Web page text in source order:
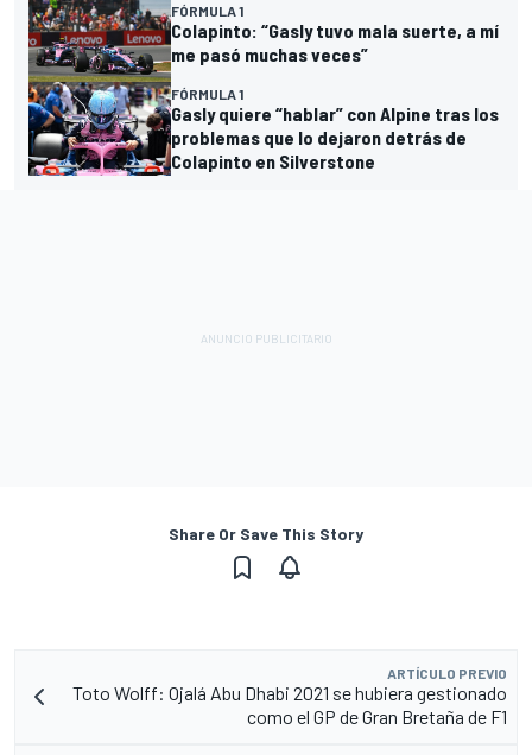
FÓRMULA 1
Colapinto: “Gasly tuvo mala suerte, a mí
me pasó muchas veces”
FÓRMULA 1
Gasly quiere “hablar” con Alpine tras los
problemas que lo dejaron detrás de
Colapinto en Silverstone
Share Or Save This Story
ARTÍCULO PREVIO
Toto Wolff: Ojalá Abu Dhabi 2021 se hubiera gestionado
como el GP de Gran Bretaña de F1